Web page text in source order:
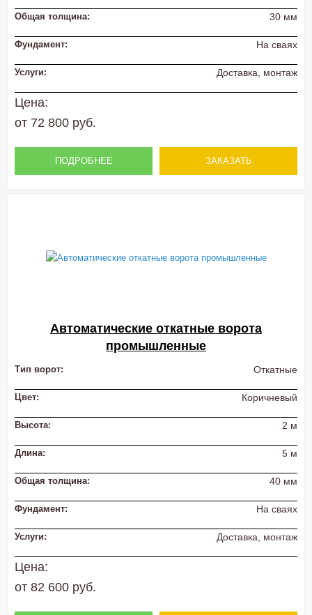
Общая толщина: 30 мм
Фундамент: На сваях
Услуги: Доставка, монтаж
Цена:
от 72 800 руб.
ПОДРОБНЕЕ ЗАКАЗАТЬ
Автоматические откатные ворота
промышленные
Тип ворот: Откатные
Цвет: Коричневый
Высота: 2 м
Длина: 5 м
Общая толщина: 40 мм
Фундамент: На сваях
Услуги: Доставка, монтаж
Цена:
от 82 600 руб.